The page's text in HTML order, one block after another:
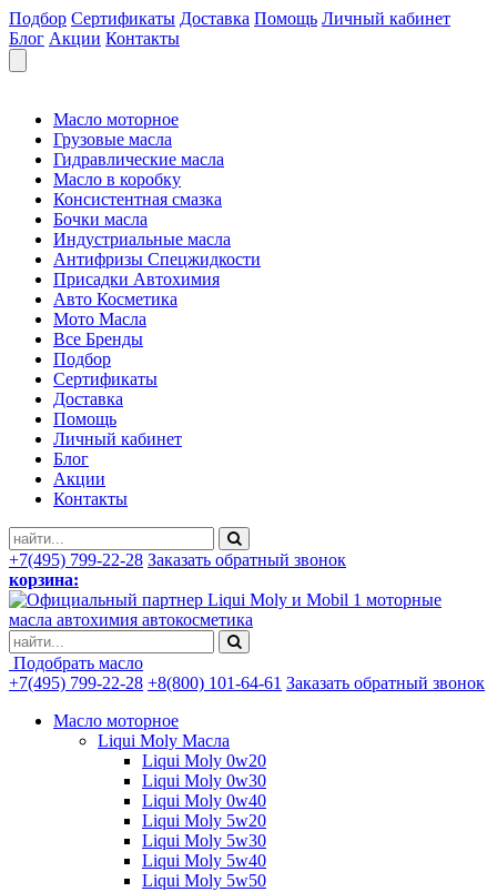
Подбор Сертификаты Доставка Помощь Личный кабинет
Блог Акции Контакты
Масло моторное
Грузовые масла
Гидравлические масла
Масло в коробку
Консистентная смазка
Бочки масла
Индустриальные масла
Антифризы Спецжидкости
Присадки Автохимия
Авто Косметика
Мото Масла
Все Бренды
Подбор
Сертификаты
Доставка
Помощь
Личный кабинет
Блог
Акции
Контакты
+7(495) 799-22-28 Заказать обратный звонок
корзина:
моторные
масла автохимия автокосметика
Подобрать масло
+7(495) 799-22-28 +8(800) 101-64-61 Заказать обратный звонок
Масло моторное
Liqui Moly Масла
Liqui Moly 0w20
Liqui Moly 0w30
Liqui Moly 0w40
Liqui Moly 5w20
Liqui Moly 5w30
Liqui Moly 5w40
Liqui Moly 5w50